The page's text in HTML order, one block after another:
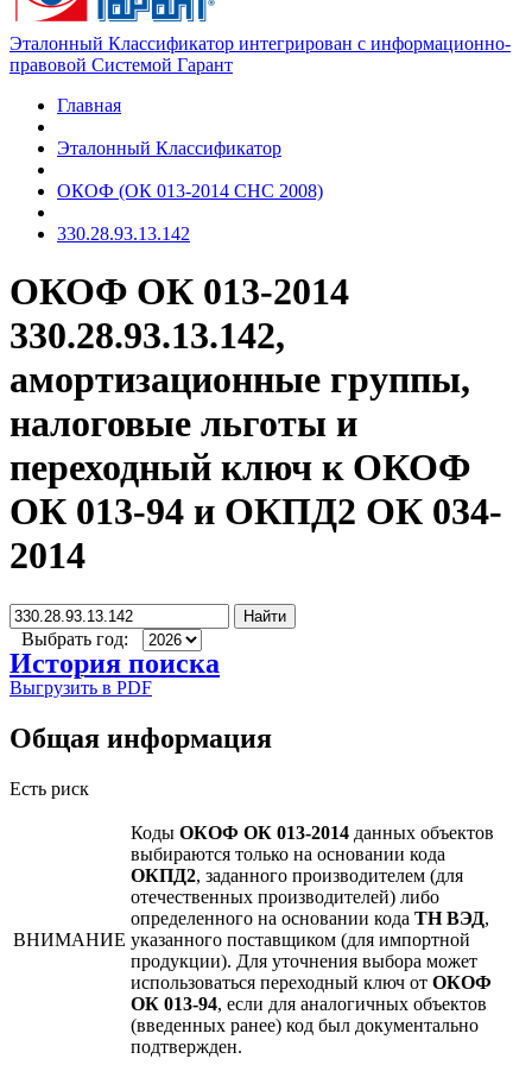
Эталонный Классификатор интегрирован с информационно-
правовой Системой Гарант
Главная
Эталонный Классификатор
ОКОФ (ОК 013-2014 СНС 2008)
330.28.93.13.142
ОКОФ ОК 013-2014
330.28.93.13.142,
амортизационные группы,
налоговые льготы и
переходный ключ к ОКОФ
ОК 013-94 и ОКПД2 ОК 034-
2014
Найти
Выбрать год:
История поиска
Выгрузить в PDF
Общая информация
Есть риск
ВНИМАНИЕ
Коды ОКОФ ОК 013-2014 данных объектов
выбираются только на основании кода
ОКПД2, заданного производителем (для
отечественных производителей) либо
определенного на основании кода ТН ВЭД,
указанного поставщиком (для импортной
продукции). Для уточнения выбора может
использоваться переходный ключ от ОКОФ
ОК 013-94, если для аналогичных объектов
(введенных ранее) код был документально
подтвержден.